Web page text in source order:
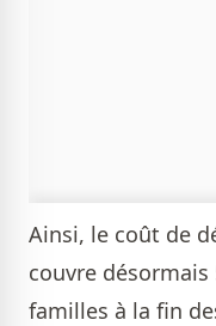
Ainsi, le coût de
couvre désormais
familles à la fin